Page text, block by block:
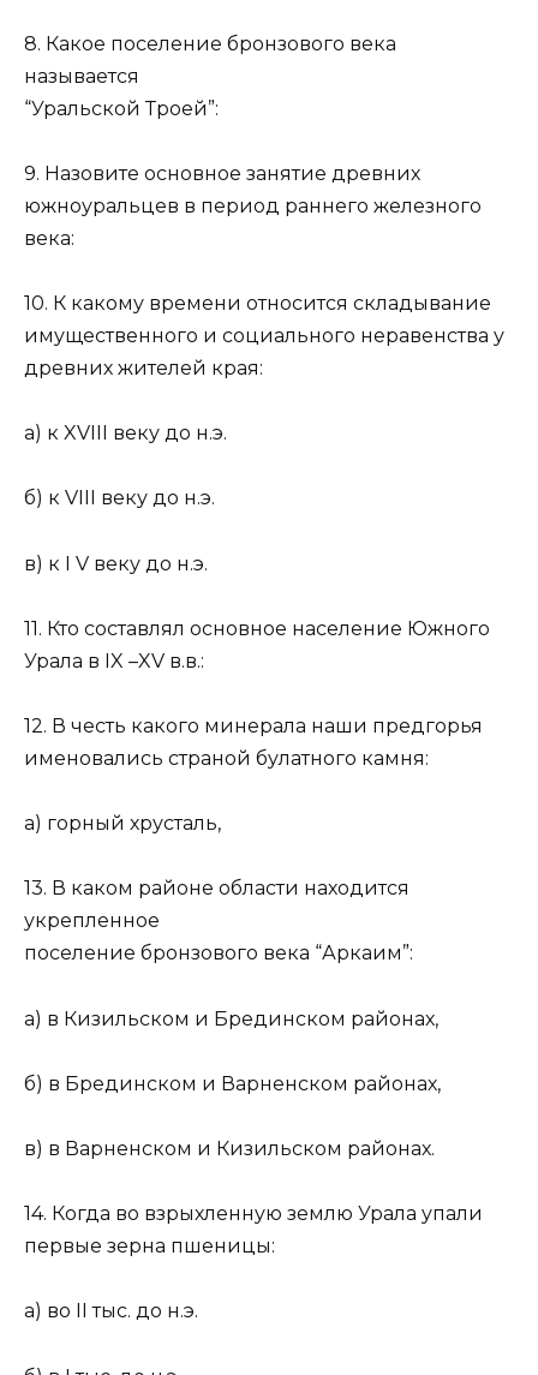
8. Какое поселение бронзового века
называется
“Уральской Троей”:
9. Назовите основное занятие древних
южноуральцев в период раннего железного
века:
10. К какому времени относится складывание
имущественного и социального неравенства у
древних жителей края:
а) к XVIII веку до н.э.
б) к VIII веку до н.э.
в) к I V веку до н.э.
11. Кто составлял основное население Южного
Урала в IX –XV в.в.:
12. В честь какого минерала наши предгорья
именовались страной булатного камня:
а) горный хрусталь,
13. В каком районе области находится
укрепленное
поселение бронзового века “Аркаим”:
а) в Кизильском и Брединском районах,
б) в Брединском и Варненском районах,
в) в Варненском и Кизильском районах.
14. Когда во взрыхленную землю Урала упали
первые зерна пшеницы:
а) во II тыс. до н.э.